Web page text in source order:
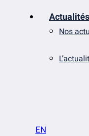
Nos
EN